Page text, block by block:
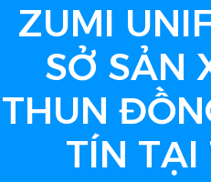
ZUMI
SỞ SẢN
THUN
TÍN TẠI